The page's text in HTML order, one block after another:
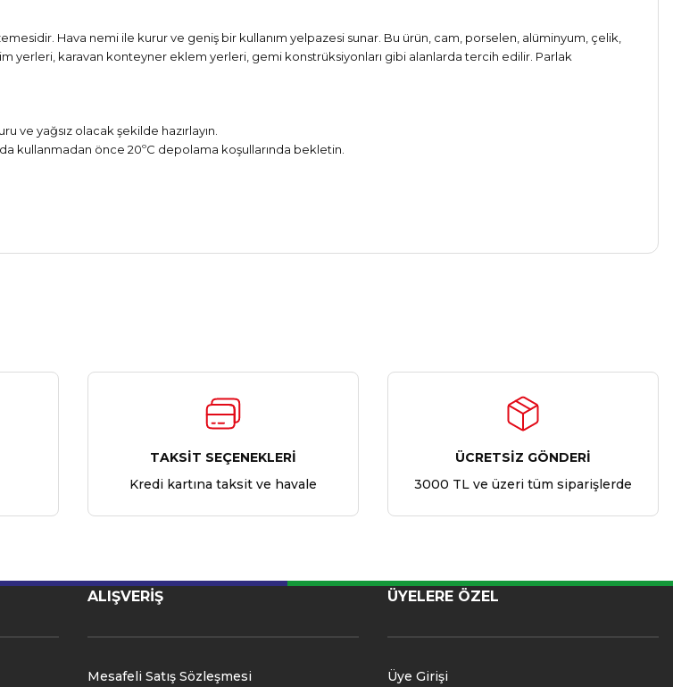
Hava nemi ile kurur ve geniş bir kullanım yelpazesi sunar. Bu ürün, cam, porselen, alüminyum, çelik,
yerleri, karavan konteyner eklem yerleri, gemi konstrüksiyonları gibi alanlarda tercih edilir. Parlak
ve yağsız olacak şekilde hazırlayın.
kullanmadan önce 20ºC depolama koşullarında bekletin.
Yorum Yaz
Soru Sor
TAKSİT SEÇENEKLERİ
Kredi kartına taksit ve havale
ÜCRETSİZ GÖNDERİ
3000 TL ve üzeri tüm siparişlerde
ALIŞVERİŞ
Mesafeli Satış Sözleşmesi
ÜYELERE ÖZEL
Üye Girişi